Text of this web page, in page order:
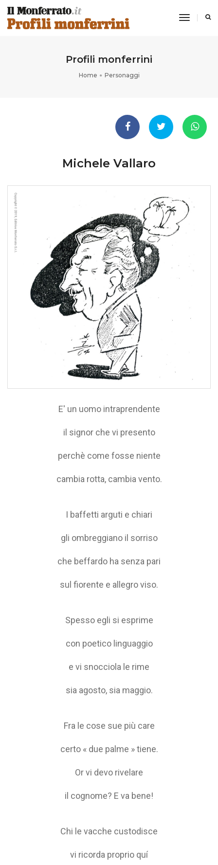
toggle
Profili monferrini
Home Personaggi
Michele Vallaro
E' un uomo intraprendente
il signor che vi presento
perchè come fosse niente
cambia rotta, cambia vento.
I baffetti arguti e chiari
gli ombreggiano il sorriso
che beffardo ha senza pari
sul fiorente e allegro viso.
Spesso egli si esprime
con poetico linguaggio
e vi snocciola le rime
sia agosto, sia maggio.
Fra le cose sue più care
certo « due palme » tiene.
Or vi devo rivelare
il cognome? E va bene!
Chi le vacche custodisce
vi ricorda proprio quí